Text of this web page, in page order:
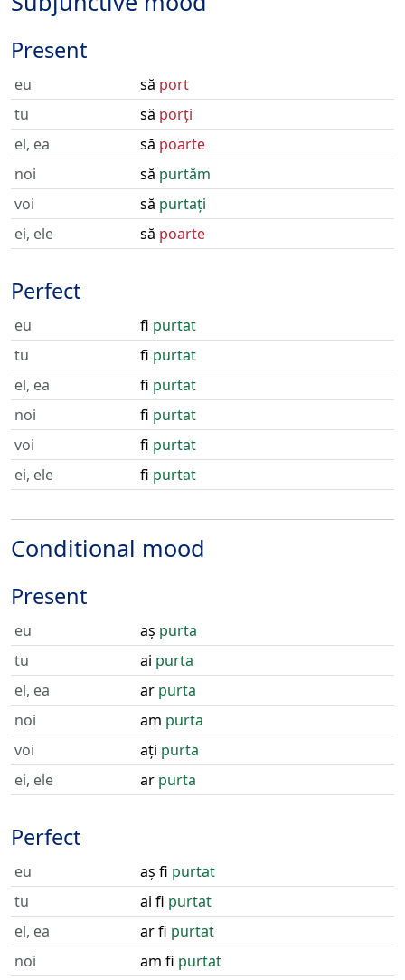
Present
eu să port
tu
să porți
el, ea
să poarte
noi
să purtăm
voi
să purtați
ei, ele
să poarte
Perfect
eu fi purtat
tu
fi purtat
el, ea
fi purtat
noi
fi purtat
voi
fi purtat
ei, ele
fi purtat
Conditional mood
Present
eu aș purta
tu
ai purta
el, ea
ar purta
noi
am purta
voi
ați purta
ei, ele
ar purta
Perfect
eu aș fi purtat
tu
ai fi purtat
el, ea
ar fi purtat
noi
am fi purtat